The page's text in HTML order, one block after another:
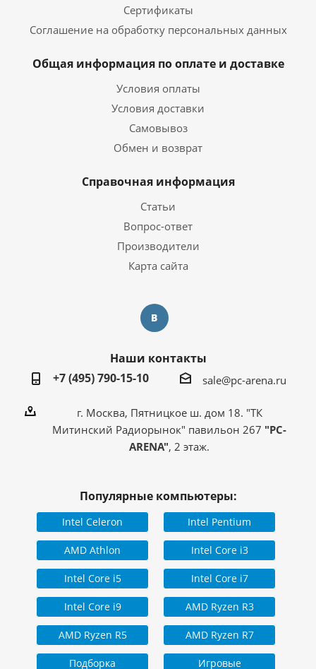
Сертификаты
Соглашение на обработку персональных данных
Общая информация по оплате и доставке
Условия оплаты
Условия доставки
Самовывоз
Обмен и возврат
Справочная информация
Статьи
Вопрос-ответ
Производители
Карта сайта
Наши контакты
+7 (495) 790-15-10
sale@pc-arena.ru
г. Москва, Пятницкое ш. дом 18. "ТК
Митинский Радиорынок" павильон 267 "PC-
ARENA", 2 этаж.
Популярные компьютеры:
Intel Celeron Intel Pentium
AMD Athlon Intel Core i3
Intel Core i5 Intel Core i7
Intel Core i9 AMD Ryzen R3
AMD Ryzen R5 AMD Ryzen R7
Подборка Игровые